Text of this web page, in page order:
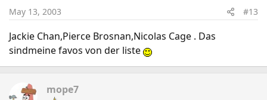
May 13, 2003 #13
Jackie Chan,Pierce Brosnan,Nicolas Cage . Das
sindmeine favos von der liste
mope7